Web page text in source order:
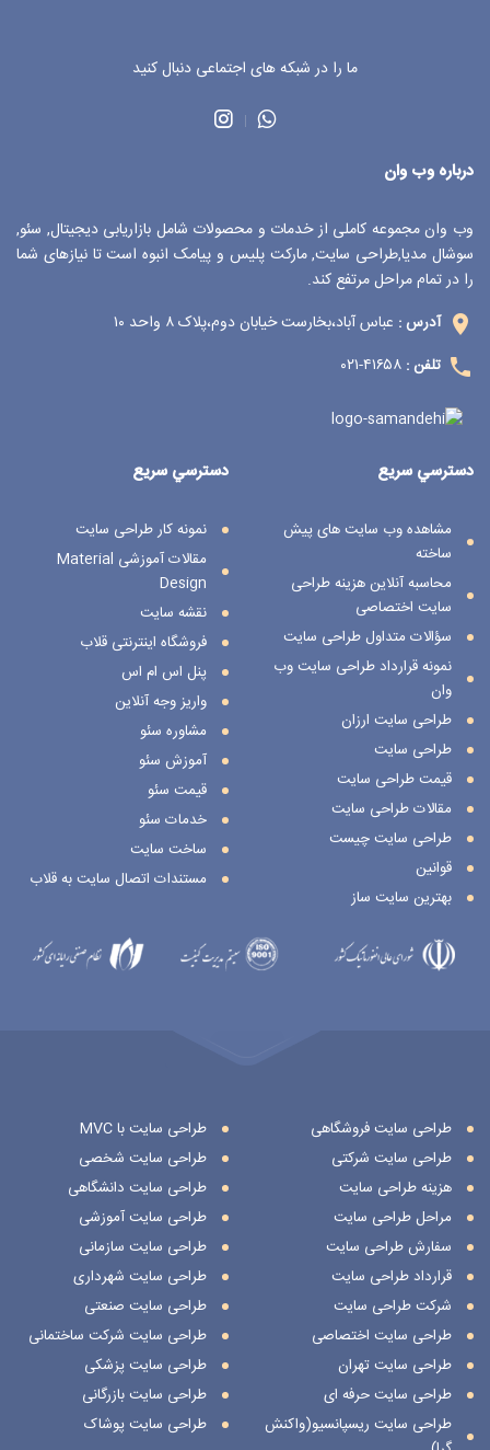
درباره وب وان
وب وان مجموعه کاملی از خدمات و محصولات شامل بازاریابی دیجیتال, سئو,
سوشال مدیا,طراحی سایت, مارکت پلیس و پیامک انبوه است تا نیازهای شما
را در تمام مراحل مرتفع کند.
آدرس : عباس آباد،بخارست خیابان دوم،پلاک ۸ واحد ۱۰
تلفن : ۴۱۶۵۸-۰۲۱
ما را در شبکه های اجتماعی دنبال کنید
دسترسي سريع
نمونه کار طراحی سایت
مقالات آموزشی Material
Design
نقشه سایت
فروشگاه اینترنتی قلاب
پنل اس ام اس
واریز وجه آنلاین
مشاوره سئو
آموزش سئو
قیمت سئو
خدمات سئو
ساخت سایت
مستندات اتصال سایت به قلاب
دسترسي سريع
مشاهده وب سایت های پیش
ساخته
محاسبه آنلاین هزینه طراحی
سایت اختصاصی
سؤالات متداول طراحی سایت
نمونه قرارداد طراحی سایت وب
وان
طراحی سایت ارزان
طراحی سایت
قیمت طراحی سایت
مقالات طراحی سایت
طراحی سایت چیست
قوانین
بهترین سایت ساز
طراحی سایت فروشگاهی
طراحی سایت شرکتی
هزینه طراحی سایت
مراحل طراحی سایت
سفارش طراحی سایت
قرارداد طراحی سایت
شرکت طراحی سایت
طراحی سایت اختصاصی
طراحی سایت تهران
طراحی سایت حرفه ای
طراحی سایت ریسپانسیو(واکنش
طراحی سایت با MVC
طراحی سایت شخصی
طراحی سایت دانشگاهی
طراحی سایت آموزشی
طراحی سایت سازمانی
طراحی سایت شهرداری
طراحی سایت صنعتی
طراحی سایت شرکت ساختمانی
طراحی سایت پزشکی
طراحی سایت بازرگانی
طراحی سایت پوشاک